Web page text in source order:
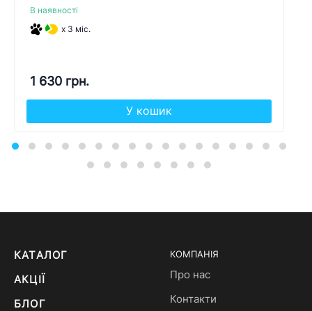
В наявності
x 3 міс.
1 630 грн.
У кошик
КАТАЛОГ
АКЦІЇ
БЛОГ
КОМПАНІЯ
Про нас
Контакти